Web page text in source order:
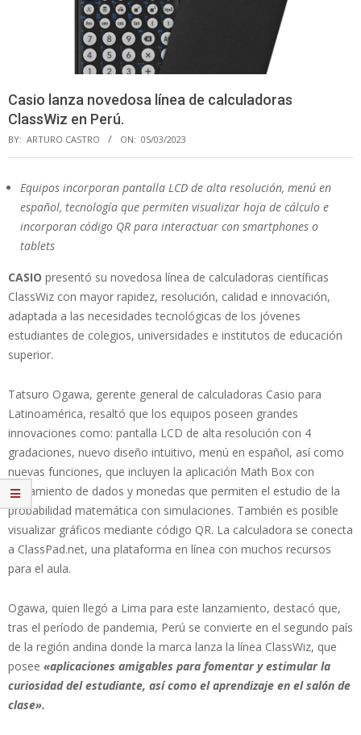
Casio lanza novedosa línea de calculadoras
ClassWiz en Perú.
BY: ARTURO CASTRO ON: 05/03/2023
Equipos incorporan pantalla LCD de alta resolución, menú en
español, tecnología que permiten visualizar hoja de cálculo e
incorporan código QR para interactuar con smartphones o
tablets
CASIO presentó su novedosa línea de calculadoras científicas
ClassWiz con mayor rapidez, resolución, calidad e innovación,
adaptada a las necesidades tecnológicas de los jóvenes
estudiantes de colegios, universidades e institutos de educación
superior.
Tatsuro Ogawa, gerente general de calculadoras Casio para
Latinoamérica, resaltó que los equipos poseen grandes
innovaciones como: pantalla LCD de alta resolución con 4
gradaciones, nuevo diseño intuitivo, menú en español, así como
nuevas funciones, que incluyen la aplicación Math Box con
lanzamiento de dados y monedas que permiten el estudio de la
probabilidad matemática con simulaciones. También es posible
visualizar gráficos mediante código QR. La calculadora se conecta
a ClassPad.net, una plataforma en línea con muchos recursos
para el aula.
Ogawa, quien llegó a Lima para este lanzamiento, destacó que,
tras el período de pandemia, Perú se convierte en el segundo país
de la región andina donde la marca lanza la línea ClassWiz, que
posee «aplicaciones amigables para fomentar y estimular la
curiosidad del estudiante, así como el aprendizaje en el salón de
clase».